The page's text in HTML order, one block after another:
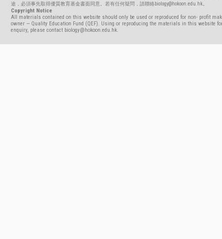
途，必須事先取得優質教育基金書面同意。若有任何疑問，請聯絡biology@hokoon.edu.hk。
Copyright Notice
All materials contained on this website should only be used or reproduced for non- profit
owner — Quality Education Fund (QEF). Using or reproducing the materials in this website
enquiry, please contact biology@hokoon.edu.hk.